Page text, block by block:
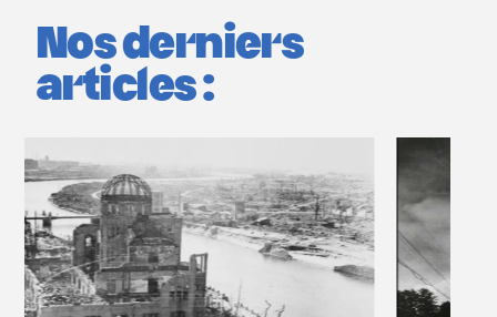
Nos derniers
articles :